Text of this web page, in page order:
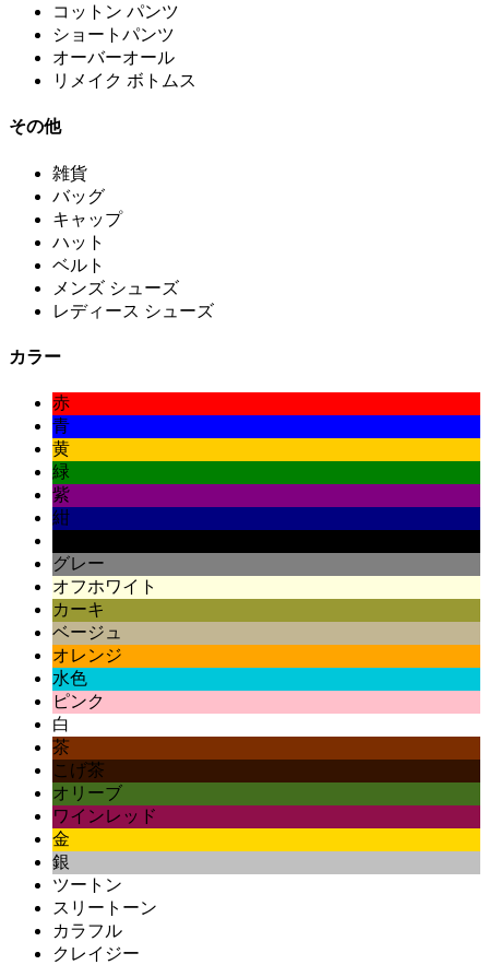
コットン パンツ
ショートパンツ
オーバーオール
リメイク ボトムス
その他
雑貨
バッグ
キャップ
ハット
ベルト
メンズ シューズ
レディース シューズ
カラー
赤
青
黄
緑
紫
紺
グレー
オフホワイト
カーキ
ベージュ
オレンジ
水色
ピンク
白
茶
こげ茶
オリーブ
ワインレッド
金
銀
ツートン
スリートーン
カラフル
クレイジー